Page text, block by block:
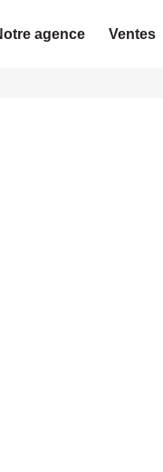
agence Ventes